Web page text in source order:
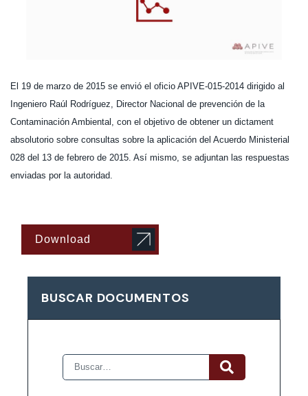
El 19 de marzo de 2015 se envió el oficio APIVE-015-2014 dirigido al
Ingeniero Raúl Rodríguez, Director Nacional de prevención de la
Contaminación Ambiental, con el objetivo de obtener un dictament
absolutorio sobre consultas sobre la aplicación del Acuerdo Ministerial
028 del 13 de febrero de 2015. Así mismo, se adjuntan las respuestas
enviadas por la autoridad.
Download
BUSCAR DOCUMENTOS